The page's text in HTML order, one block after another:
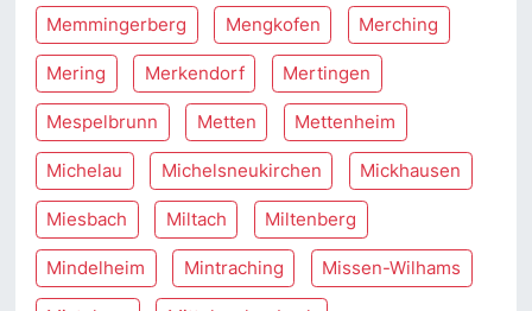
Memmingerberg Mengkofen Merching
Mering Merkendorf Mertingen
Mespelbrunn Metten Mettenheim
Michelau Michelsneukirchen Mickhausen
Miesbach Miltach Miltenberg
Mindelheim Mintraching Missen-Wilhams